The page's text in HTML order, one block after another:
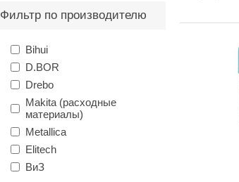
Фильтр по производителю
Bihui
D.BOR
Drebo
Makita (расходные
материалы)
Metallica
Elitech
ВиЗ